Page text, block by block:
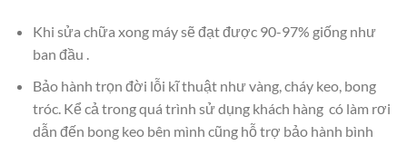
Khi sửa chữa xong máy sẽ đạt được 90-97% giống như
ban đầu .
Bảo hành trọn đời lỗi kĩ thuật như vàng, cháy keo, bong
tróc. Kể cả trong quá trình sử dụng khách hàng có làm rơi
dẫn đến bong keo bên mình cũng hỗ trợ bảo hành bình